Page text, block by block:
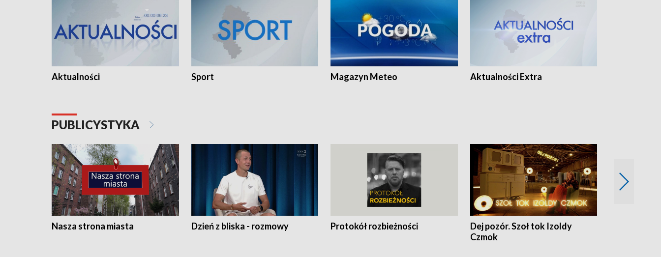
Aktualności Sport Magazyn Meteo Aktualności Extra
PUBLICYSTYKA
Nasza strona miasta Dzień z bliska - rozmowy Protokół rozbieżności
Dej pozór. Szoł tok Izoldy
Czmok